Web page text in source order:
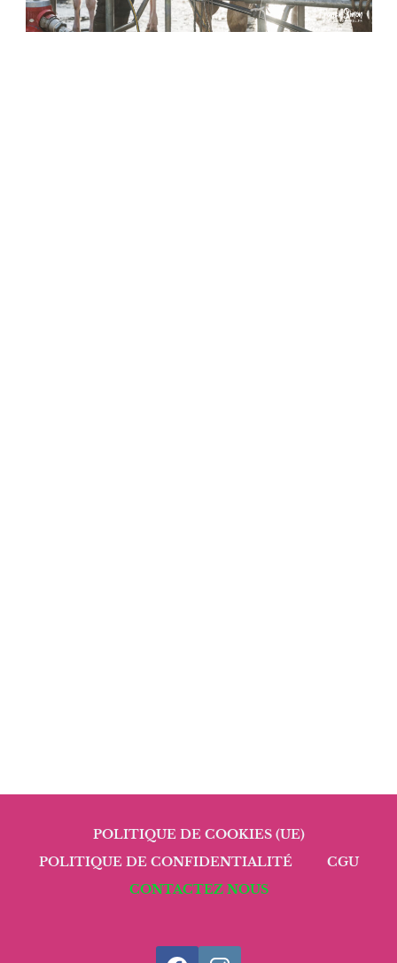
POLITIQUE DE COOKIES (UE)
POLITIQUE DE CONFIDENTIALITÉ
CGU
CONTACTEZ NOUS